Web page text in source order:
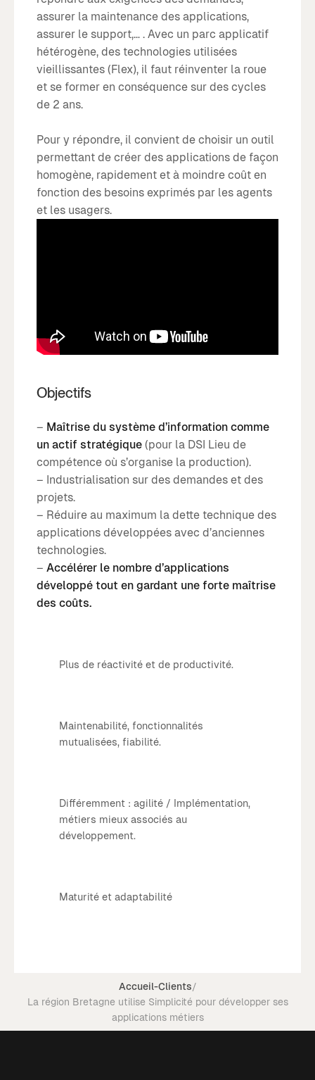
assurer la maintenance des applications,
assurer le support,… . Avec un parc applicatif
hétérogène, des technologies utilisées
vieillissantes (Flex), il faut réinventer la roue
et se former en conséquence sur des cycles
de 2 ans.
Pour y répondre, il convient de choisir un outil
permettant de créer des applications de façon
homogène, rapidement et à moindre coût en
fonction des besoins exprimés par les agents
et les usagers.
Objectifs
– Maîtrise du système d’information comme
un actif stratégique (pour la DSI Lieu de
compétence où s’organise la production).
– Industrialisation sur des demandes et des
projets.
– Réduire au maximum la dette technique des
applications développées avec d’anciennes
technologies.
– Accélérer le nombre d’applications
développé tout en gardant une forte maîtrise
des coûts.
Plus de réactivité et de productivité.
Maintenabilité, fonctionnalités
mutualisées, fiabilité.
Différemment : agilité / Implémentation,
métiers mieux associés au
développement.
Maturité et adaptabilité
Accueil-Clients/
La région Bretagne utilise Simplicité pour développer ses
applications métiers